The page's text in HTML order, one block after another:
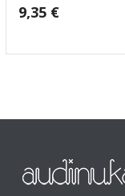
9,35 €